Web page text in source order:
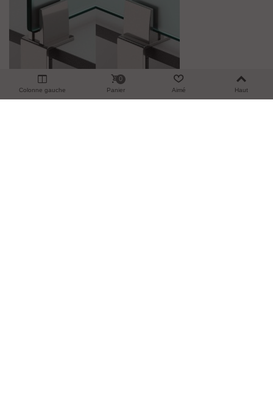
Colonne gauche Panier
0
Aimé Haut